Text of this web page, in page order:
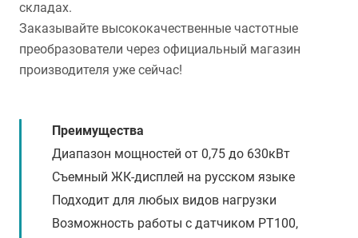
складах.
Заказывайте высококачественные частотные
преобразователи через официальный магазин
производителя уже сейчас!
Преимущества
Диапазон мощностей от 0,75 до 630кВт
Съемный ЖК-дисплей на русском языке
Подходит для любых видов нагрузки
Возможность работы с датчиком PT100,